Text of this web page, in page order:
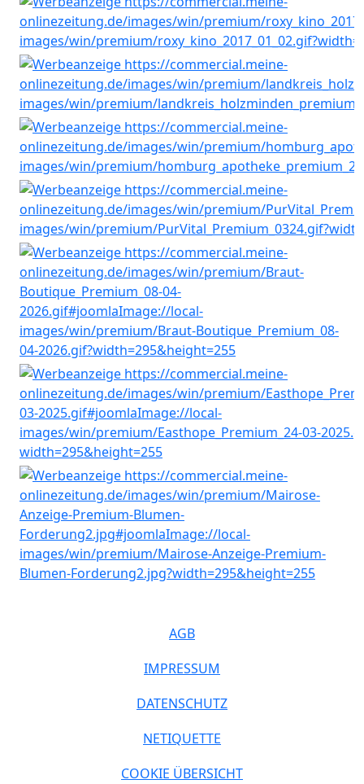
AGB
IMPRESSUM
DATENSCHUTZ
NETIQUETTE
COOKIE ÜBERSICHT